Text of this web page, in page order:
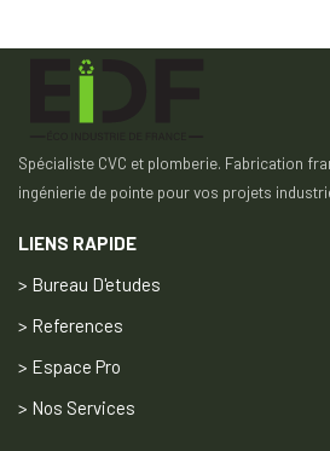
Spécialiste CVC et plomberie. Fabrication
ingénierie de pointe pour vos projets
LIENS RAPIDE
> Bureau D'etudes
> References
> Espace Pro
> Nos Services